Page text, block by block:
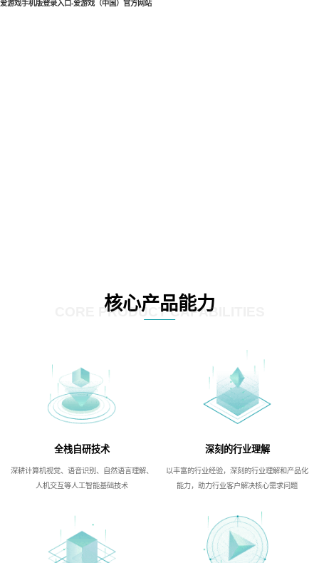
爱游戏手机版登录入口-爱游戏（中国）官方网站
核心产品能力
CORE PRODUCT CAPABILITIES
全栈自研技术
深耕计算机视觉、语音识别、自然语言理解、
人机交互等人工智能基础技术
深刻的行业理解
以丰富的行业经验，深刻的行业理解和产品化
能力，助力行业客户解决核心需求问题